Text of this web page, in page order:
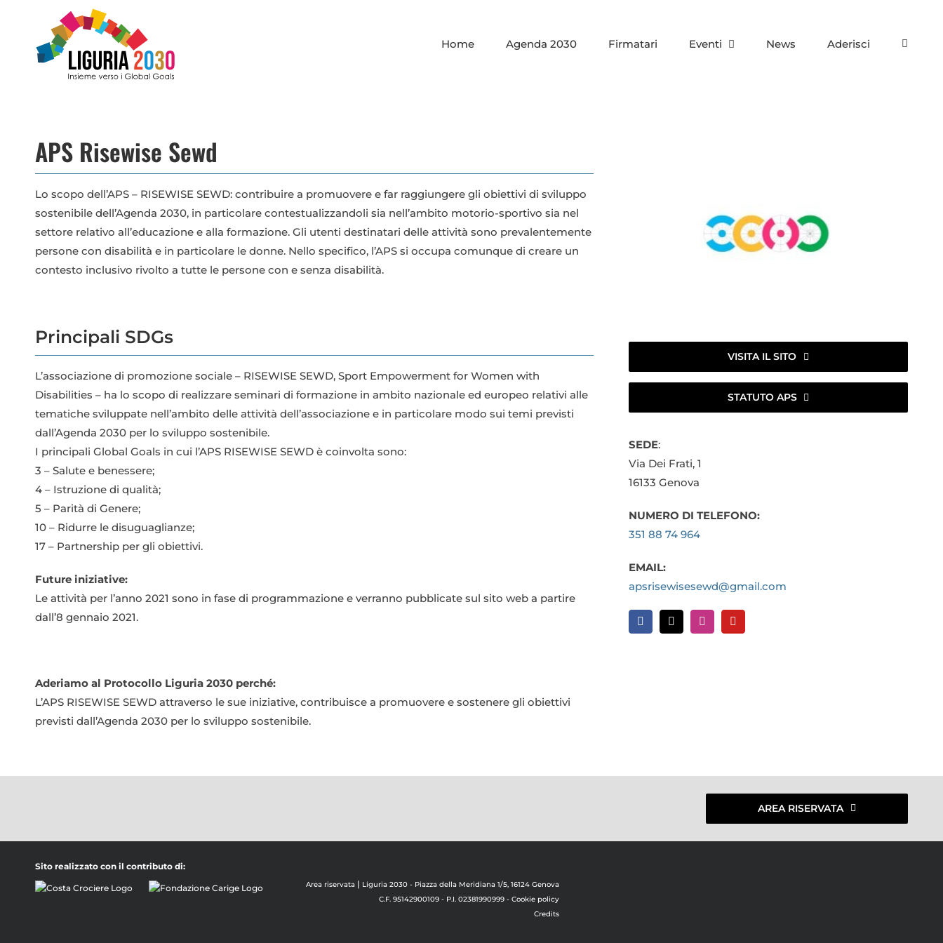
contenuto
Home Agenda 2030 Firmatari Eventi News Aderisci
APS Risewise Sewd
Lo scopo dell’APS – RISEWISE SEWD: contribuire a promuovere e far raggiungere gli obiettivi di sviluppo
sostenibile dell’Agenda 2030, in particolare contestualizzandoli sia nell’ambito motorio-sportivo sia nel
settore relativo all’educazione e alla formazione. Gli utenti destinatari delle attività sono prevalentemente
persone con disabilità e in particolare le donne. Nello specifico, l’APS si occupa comunque di creare un
contesto inclusivo rivolto a tutte le persone con e senza disabilità.
Principali SDGs
L’associazione di promozione sociale – RISEWISE SEWD, Sport Empowerment for Women with
Disabilities – ha lo scopo di realizzare seminari di formazione in ambito nazionale ed europeo relativi alle
tematiche sviluppate nell’ambito delle attività dell’associazione e in particolare modo sui temi previsti
dall’Agenda 2030 per lo sviluppo sostenibile.
I principali Global Goals in cui l’APS RISEWISE SEWD è coinvolta sono:
3 – Salute e benessere;
4 – Istruzione di qualità;
5 – Parità di Genere;
10 – Ridurre le disuguaglianze;
17 – Partnership per gli obiettivi.
Future iniziative:
Le attività per l’anno 2021 sono in fase di programmazione e verranno pubblicate sul sito web a partire
dall’8 gennaio 2021.
Aderiamo al Protocollo Liguria 2030 perché:
L’APS RISEWISE SEWD attraverso le sue iniziative, contribuisce a promuovere e sostenere gli obiettivi
previsti dall’Agenda 2030 per lo sviluppo sostenibile.
VISITA IL SITO
STATUTO APS
SEDE:
Via Dei Frati, 1
16133 Genova
NUMERO DI TELEFONO:
351 88 74 964
EMAIL:
apsrisewisesewd@gmail.com
AREA RISERVATA
Sito realizzato con il contributo di:
Area riservata | Liguria 2030 - Piazza della Meridiana 1/5, 16124 Genova
C.F. 95142900109 - P.I. 02381990999 - Cookie policy
Credits